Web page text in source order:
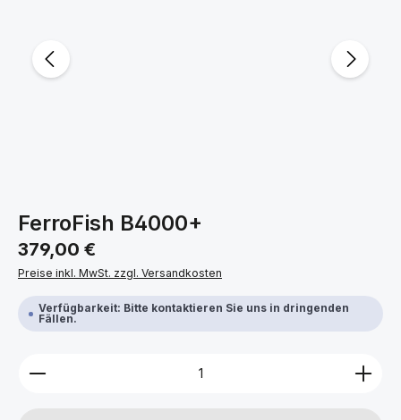
FerroFish B4000+
Regulärer Preis:
379,00 €
Preise inkl. MwSt. zzgl. Versandkosten
Verfügbarkeit: Bitte kontaktieren Sie uns in dringenden
Fällen.
Produkt Anzahl: Gib den gewünschten Wert ein